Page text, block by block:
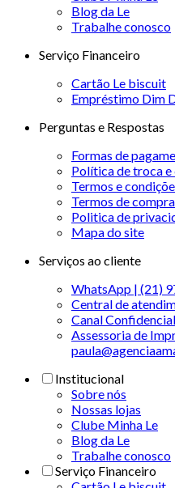
Blog da Le
Trabalhe conosco
Serviço Financeiro
Cartão Le biscuit
Empréstimo Dim
Perguntas e Respostas
Formas de
Política de troca e
Termos e
Termos de
Politica de
Mapa do site
Serviços ao cliente
WhatsApp | (21)
Central de
Canal Confidencial
Assessoria de
Institucional
Sobre nós
Nossas lojas
Clube Minha Le
Blog da Le
Trabalhe conosco
Serviço Financeiro